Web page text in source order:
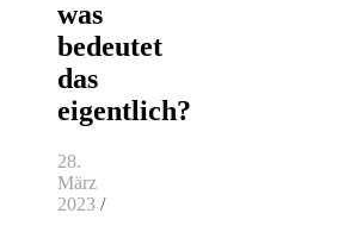
was
bedeutet
das
eigentlich?
28.
März
2023 /